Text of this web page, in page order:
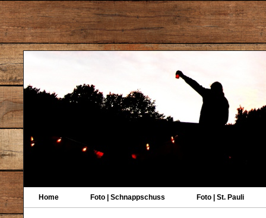
Home Foto | Schnappschuss Foto | St. Pauli